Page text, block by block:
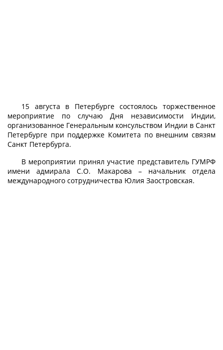
15 августа в Петербурге состоялось торжественное
мероприятие по случаю Дня независимости Индии,
организованное Генеральным консульством Индии в Санкт
Петербурге при поддержке Комитета по внешним связям
Санкт Петербурга.
В мероприятии принял участие представитель ГУМРФ
имени адмирала С.О. Макарова – начальник отдела
международного сотрудничества Юлия Заостровская.